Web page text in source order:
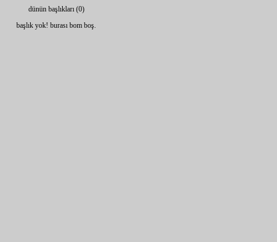
dünün başlıkları (0)
başlık yok! burası bom boş.